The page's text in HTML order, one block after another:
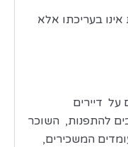
אינו בעריכתו אלא
על דיירים
להתפנות, השוכר
המשכירים,